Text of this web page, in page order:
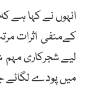
انہوں نے کہا ہے
کےمنفی اثرات
لیے شجرکاری
میں پودے لگائے